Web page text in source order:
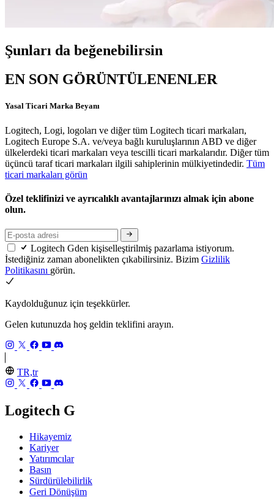
Şunları da beğenebilirsin
EN SON GÖRÜNTÜLENENLER
Yasal Ticari Marka Beyanı
Logitech, Logi, logoları ve diğer tüm Logitech ticari markaları,
Logitech Europe S.A. ve/veya bağlı kuruluşlarının ABD ve diğer
ülkelerdeki ticari markaları veya tescilli ticari markalarıdır. Diğer tüm
üçüncü taraf ticari markaları ilgili sahiplerinin mülkiyetindedir. Tüm
ticari markaları görün
Özel teklifinizi ve ayrıcalıklı avantajlarınızı almak için abone
olun.
Logitech Gden kişiselleştirilmiş pazarlama istiyorum.
İstediğiniz zaman abonelikten çıkabilirsiniz. Bizim Gizlilik
Politikasını görün.
Kaydolduğunuz için teşekkürler.
Gelen kutunuzda hoş geldin teklifini arayın.
TR,tr
Logitech G
Hikayemiz
Kariyer
Yatırımcılar
Basın
Sürdürülebilirlik
Geri Dönüşüm